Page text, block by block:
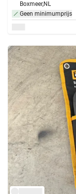
Boxmeer,NL
Geen minimumprijs